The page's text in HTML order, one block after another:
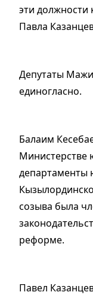
эти должности
Павла
Депутаты
единогласно.
Балаим
Министерстве
департаменты
созыва была
реформе.
Павел